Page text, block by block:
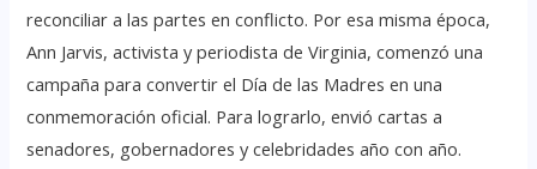
reconciliar a las partes en conflicto. Por esa misma época,
Ann Jarvis, activista y periodista de Virginia, comenzó una
campaña para convertir el Día de las Madres en una
conmemoración oficial. Para lograrlo, envió cartas a
senadores, gobernadores y celebridades año con año.